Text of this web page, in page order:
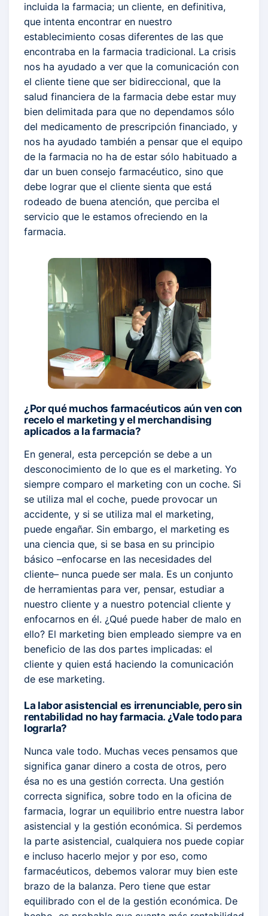
incluida la farmacia; un cliente, en definitiva,
que intenta encontrar en nuestro
establecimiento cosas diferentes de las que
encontraba en la farmacia tradicional. La crisis
nos ha ayudado a ver que la comunicación con
el cliente tiene que ser bidireccional, que la
salud financiera de la farmacia debe estar muy
bien delimitada para que no dependamos sólo
del medicamento de prescripción financiado, y
nos ha ayudado también a pensar que el equipo
de la farmacia no ha de estar sólo habituado a
dar un buen consejo farmacéutico, sino que
debe lograr que el cliente sienta que está
rodeado de buena atención, que perciba el
servicio que le estamos ofreciendo en la
farmacia.
¿Por qué muchos farmacéuticos aún ven con
recelo el marketing y el merchandising
aplicados a la farmacia?
En general, esta percepción se debe a un
desconocimiento de lo que es el marketing. Yo
siempre comparo el marketing con un coche. Si
se utiliza mal el coche, puede provocar un
accidente, y si se utiliza mal el marketing,
puede engañar. Sin embargo, el marketing es
una ciencia que, si se basa en su principio
básico –enfocarse en las necesidades del
cliente– nunca puede ser mala. Es un conjunto
de herramientas para ver, pensar, estudiar a
nuestro cliente y a nuestro potencial cliente y
enfocarnos en él. ¿Qué puede haber de malo en
ello? El marketing bien empleado siempre va en
beneficio de las dos partes implicadas: el
cliente y quien está haciendo la comunicación
de ese marketing.
La labor asistencial es irrenunciable, pero sin
rentabilidad no hay farmacia. ¿Vale todo para
lograrla?
Nunca vale todo. Muchas veces pensamos que
significa ganar dinero a costa de otros, pero
ésa no es una gestión correcta. Una gestión
correcta significa, sobre todo en la oficina de
farmacia, lograr un equilibrio entre nuestra labor
asistencial y la gestión económica. Si perdemos
la parte asistencial, cualquiera nos puede copiar
e incluso hacerlo mejor y por eso, como
farmacéuticos, debemos valorar muy bien este
brazo de la balanza. Pero tiene que estar
equilibrado con el de la gestión económica. De